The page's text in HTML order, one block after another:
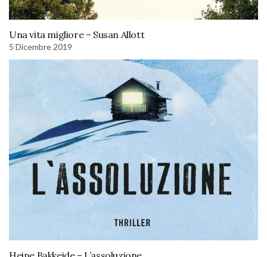
Una vita migliore – Susan Allott
5 Dicembre 2019